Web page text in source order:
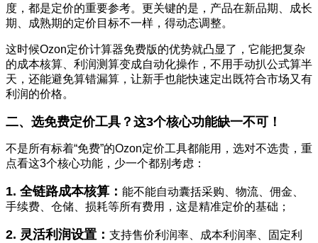
度，都是定价的重要参考。更关键的是，产品在新品期、成长
期、成熟期的定价目标不一样，得动态调整。
这时候Ozon定价计算器免费版的优势就凸显了，它能把复杂
的成本核算、利润测算变成自动化操作，不用手动扒公式算半
天，还能避免算错漏算，让新手也能快速定出既符合市场又有
利润的价格。
二、选免费定价工具？这3个核心功能缺一不可！
不是所有标着“免费”的Ozon定价工具都能用，选对不选贵，重
点看这3个核心功能，少一个都别考虑：
1. 全链路成本核算： 能不能自动囊括采购、物流、佣金、
手续费、仓储、损耗等所有费用，这是精准定价的基础；
2. 灵活利润设置： 支持售价利润率、成本利润率、固定利